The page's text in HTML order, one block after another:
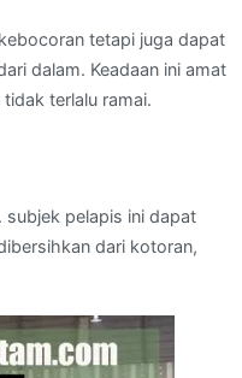
tetapi juga dapat
dalam. Keadaan ini amat
terlalu ramai.
pelapis ini dapat
dari kotoran,